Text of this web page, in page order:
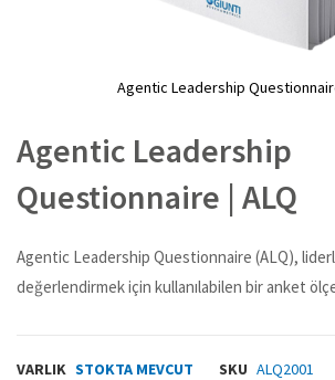
Agentic Leadership
galerisinin
başlangıcına
Agentic Leadership
Questionnaire | ALQ
Agentic Leadership Questionnaire (ALQ),
değerlendirmek için kullanılabilen bir anket
VARLIK STOKTA MEVCUT SKU ALQ2001